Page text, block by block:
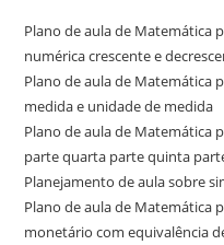
Plano de aula de Matemática
numérica crescente e
Plano de aula de Matemática
medida e unidade de medida
Plano de aula de Matemática
parte quarta parte quinta
Planejamento de aula sobre
Plano de aula de Matemática
monetário com equivalência